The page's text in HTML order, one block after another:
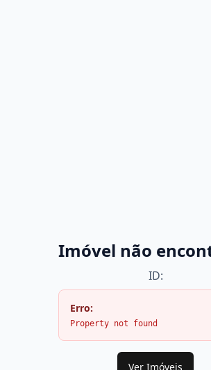
Imóvel não
ID:
Erro:
Property not found
Ver Imóveis